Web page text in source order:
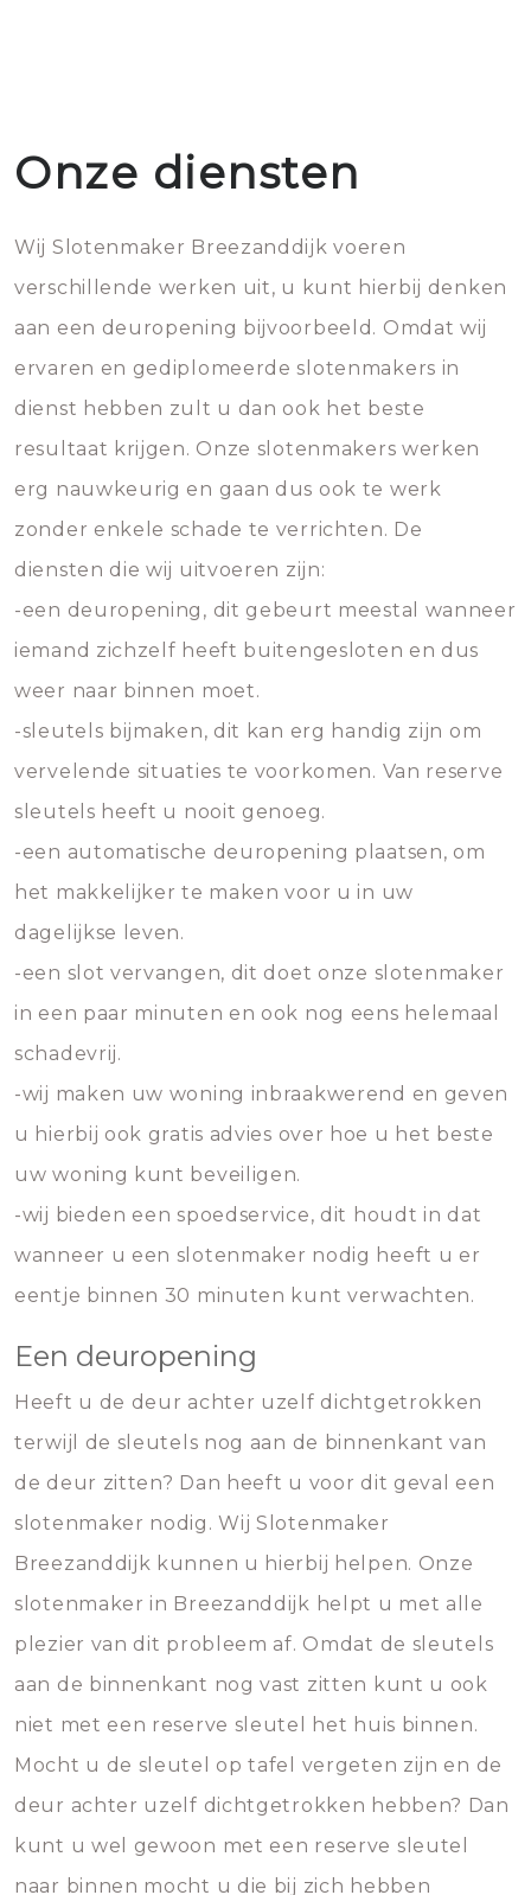
Onze diensten
Wij Slotenmaker Breezanddijk voeren
verschillende werken uit, u kunt hierbij denken
aan een deuropening bijvoorbeeld. Omdat wij
ervaren en gediplomeerde slotenmakers in
dienst hebben zult u dan ook het beste
resultaat krijgen. Onze slotenmakers werken
erg nauwkeurig en gaan dus ook te werk
zonder enkele schade te verrichten. De
diensten die wij uitvoeren zijn:
-een deuropening, dit gebeurt meestal wanneer
iemand zichzelf heeft buitengesloten en dus
weer naar binnen moet.
-sleutels bijmaken, dit kan erg handig zijn om
vervelende situaties te voorkomen. Van reserve
sleutels heeft u nooit genoeg.
-een automatische deuropening plaatsen, om
het makkelijker te maken voor u in uw
dagelijkse leven.
-een slot vervangen, dit doet onze slotenmaker
in een paar minuten en ook nog eens helemaal
schadevrij.
-wij maken uw woning inbraakwerend en geven
u hierbij ook gratis advies over hoe u het beste
uw woning kunt beveiligen.
-wij bieden een spoedservice, dit houdt in dat
wanneer u een slotenmaker nodig heeft u er
eentje binnen 30 minuten kunt verwachten.
Een deuropening
Heeft u de deur achter uzelf dichtgetrokken
terwijl de sleutels nog aan de binnenkant van
de deur zitten? Dan heeft u voor dit geval een
slotenmaker nodig. Wij Slotenmaker
Breezanddijk kunnen u hierbij helpen. Onze
slotenmaker in Breezanddijk helpt u met alle
plezier van dit probleem af. Omdat de sleutels
aan de binnenkant nog vast zitten kunt u ook
niet met een reserve sleutel het huis binnen.
Mocht u de sleutel op tafel vergeten zijn en de
deur achter uzelf dichtgetrokken hebben? Dan
kunt u wel gewoon met een reserve sleutel
naar binnen mocht u die bij zich hebben